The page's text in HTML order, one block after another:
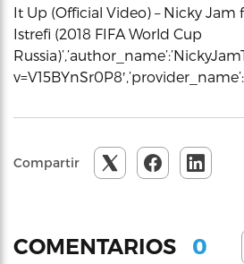
It Up (Official Video) – Nicky Jam
Istrefi (2018 FIFA World Cup
Compartir
COMENTARIOS 0